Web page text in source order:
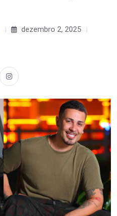
dezembro 2, 2025